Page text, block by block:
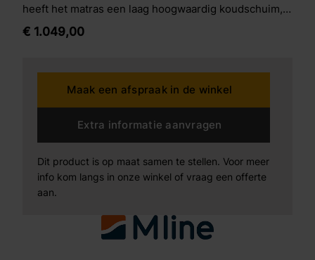
heeft het matras een laag hoogwaardig koudschuim,
met daarop een toplaag van zacht visco-elastisch
schuim, ook bekend als traagschuim. Opbouw
als volgt opgebouwd: Antislip laagOm te voorkomen
dat het matras gaat verschuiven zit aan de onderkant
een ventilerende antislip laag. Geprofileerd
koudschuimDe basislaag van koudschuim is
wel High Resilience schuim genoemd, omdat het
zorgt voor goede veerkrachtigheid en een
compact is, heeft het ook een lange levensduur. De
insnijdingen in het schuim zorgen naast de zonering
€ 1.049,00
Maak een afspraak in de winkel
Extra informatie aanvragen
Dit product is op maat samen te stellen. Voor meer
info kom langs in onze winkel of vraag een offerte
aan.